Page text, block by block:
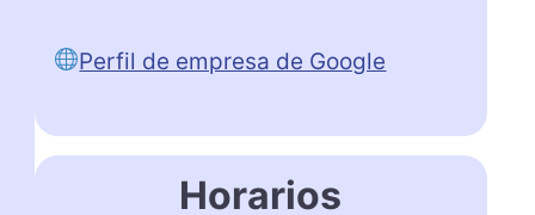
Perfil de empresa de Google
Horarios